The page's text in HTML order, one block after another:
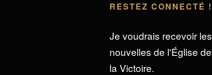
RESTEZ CONNECTÉ !
Je voudrais recevoir les
nouvelles de l'Église de
la Victoire.